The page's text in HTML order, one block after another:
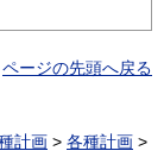
ページの先頭へ戻る
計画 > 各種計画 >